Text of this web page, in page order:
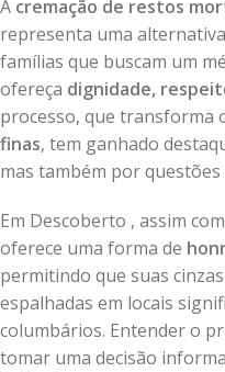
A cremação de restos
representa uma
famílias que buscam um
ofereça dignidade,
processo, que transforma
finas, tem ganhado
mas também por
Em Descoberto , assim
oferece uma forma de
permitindo que suas
espalhadas em locais
columbários. Entender o
tomar uma decisão